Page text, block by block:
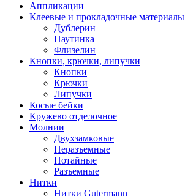
Аппликации
Клеевые и прокладочные материалы
Дублерин
Паутинка
Флизелин
Кнопки, крючки, липучки
Кнопки
Крючки
Липучки
Косые бейки
Кружево отделочное
Молнии
Двухзамковые
Неразъемные
Потайные
Разъемные
Нитки
Нитки Gutermann